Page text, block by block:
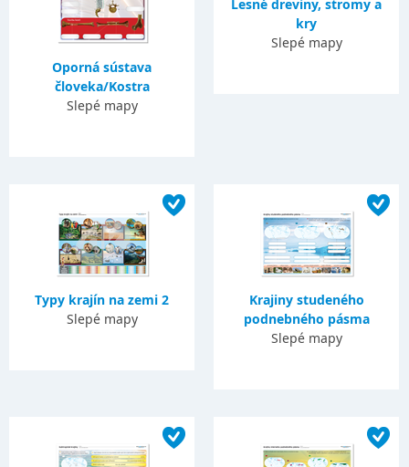
Oporná sústava
človeka/Kostra
Slepé mapy
Lesné dreviny, stromy a
kry
Slepé mapy
Typy krajín na zemi 2
Slepé mapy
Krajiny studeného
podnebného pásma
Slepé mapy